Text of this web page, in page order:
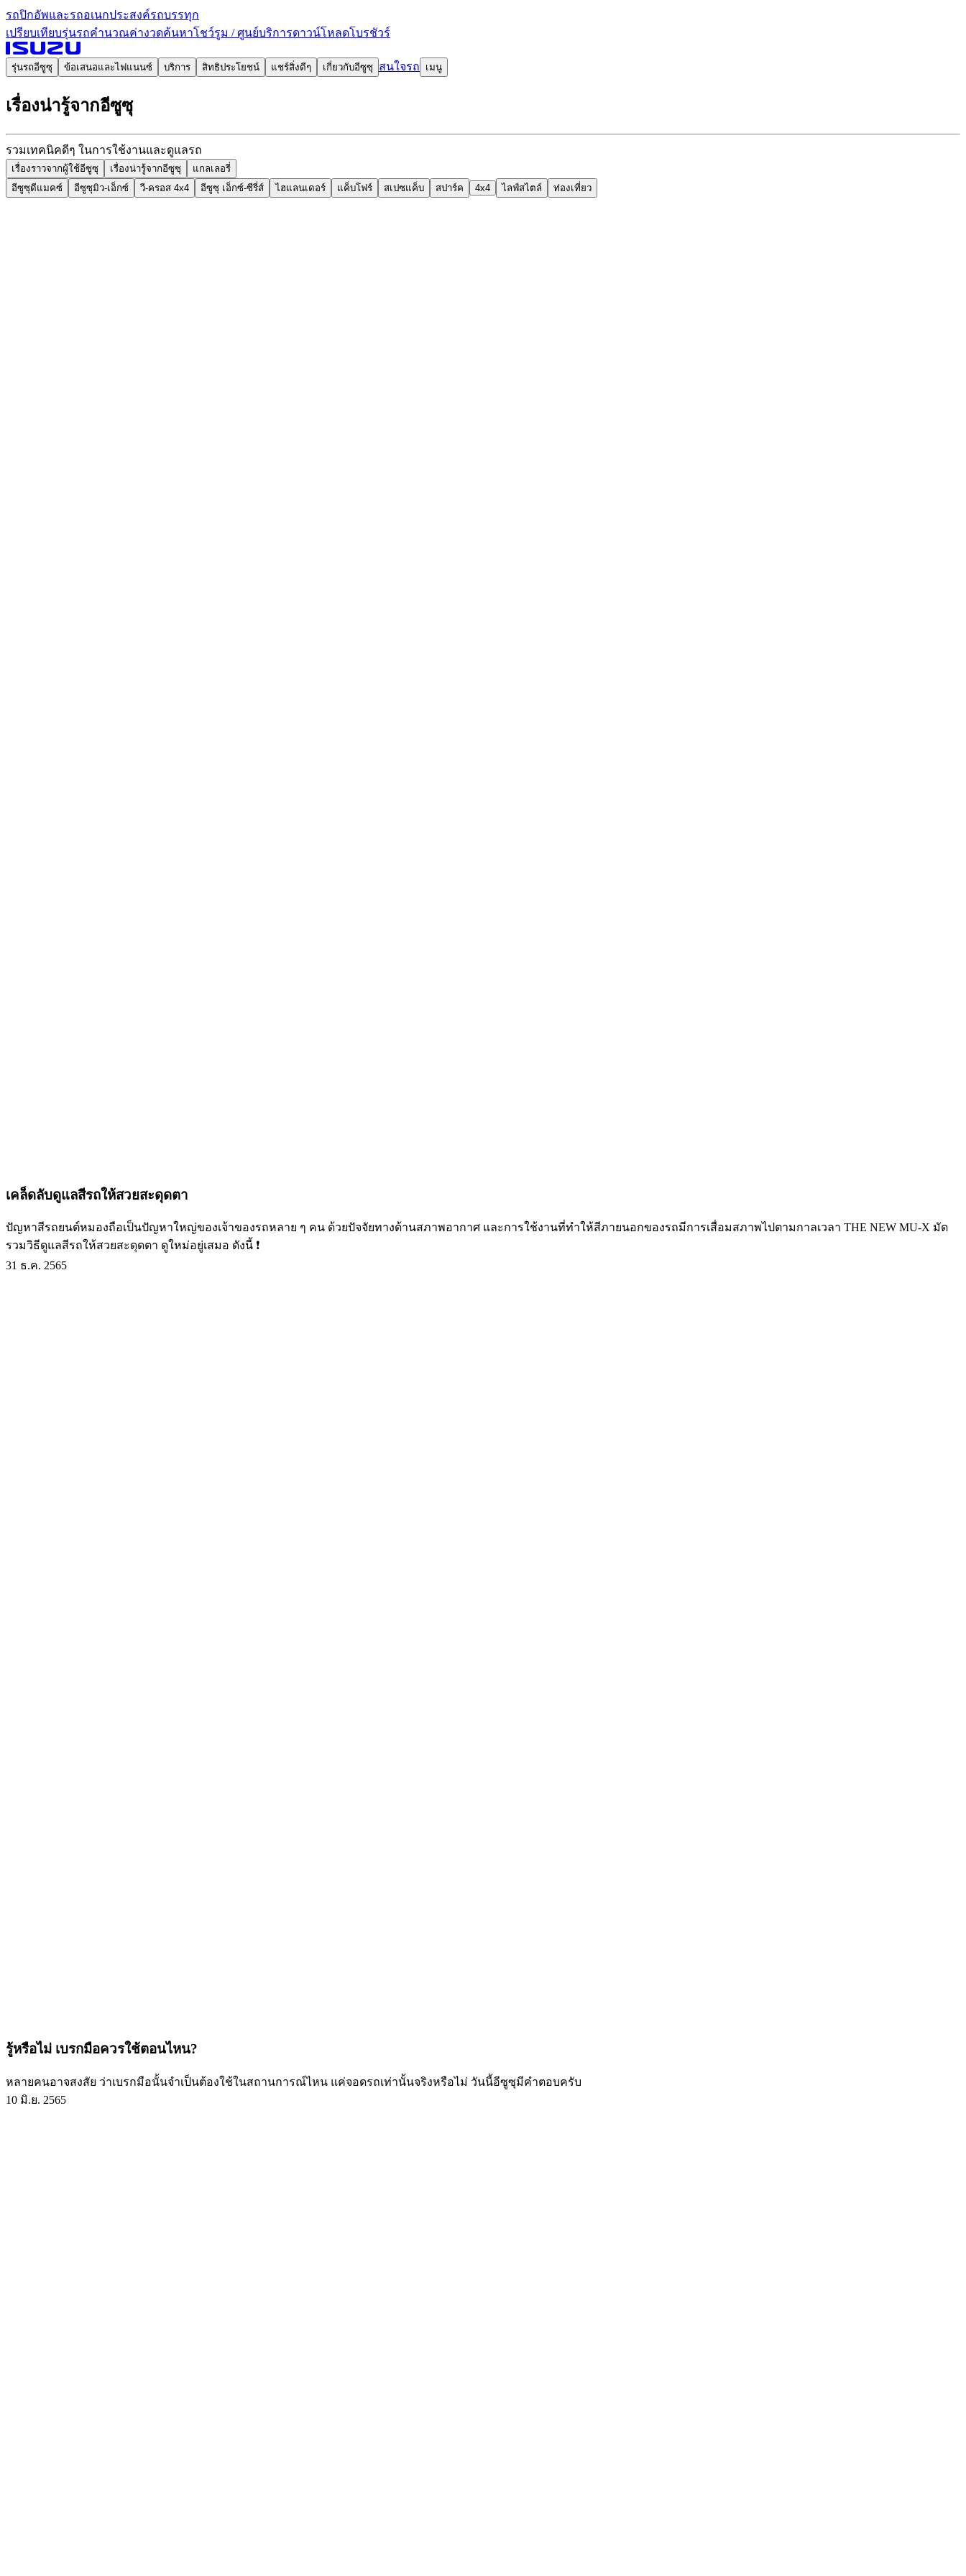
รถปิกอัพและรถอเนกประสงค์รถบรรทุก
เปรียบเทียบรุ่นรถคำนวณค่างวดค้นหาโชว์รูม / ศูนย์บริการดาวน์โหลดโบรชัวร์
รุ่นรถอีซูซุ ข้อเสนอและไฟแนนซ์ บริการ สิทธิประโยชน์ แชร์สิ่งดีๆ เกี่ยวกับอีซูซุ สนใจรถ เมนู
เรื่องน่ารู้จากอีซูซุ
รวมเทคนิคดีๆ ในการใช้งานและดูแลรถ
เรื่องราวจากผู้ใช้อีซูซุ เรื่องน่ารู้จากอีซูซุ
แกลเลอรี่
อีซูซุดีแมคซ์
อีซูซุมิว-เอ็กซ์ วี-ครอส 4x4 อีซูซุ เอ็กซ์-ซีรี่ส์ ไฮแลนเดอร์ แค็บโฟร์ สเปซแค็บ สปาร์ค 4x4 ไลฟ์สไตล์ ท่องเที่ยว
เคล็ดลับดูแลสีรถให้สวยสะดุดตา
ปัญหาสีรถยนต์หมองถือเป็นปัญหาใหญ่ของเจ้าของรถหลาย ๆ คน ด้วยปัจจัยทางด้านสภาพอากาศ และการใช้งานที่ทำให้สีภายนอกของรถมีการเสื่อมสภาพไปตามกาลเวลา THE NEW MU-X มัด
รวมวิธีดูแลสีรถให้สวยสะดุดตา ดูใหม่อยู่เสมอ ดังนี้ ❗
31 ธ.ค. 2565
รู้หรือไม่ เบรกมือควรใช้ตอนไหน?
หลายคนอาจสงสัย ว่าเบรกมือนั้นจำเป็นต้องใช้ในสถานการณ์ไหน แค่จอดรถเท่านั้นจริงหรือไม่ วันนี้อีซูซุมีคำตอบครับ
10 มิ.ย. 2565